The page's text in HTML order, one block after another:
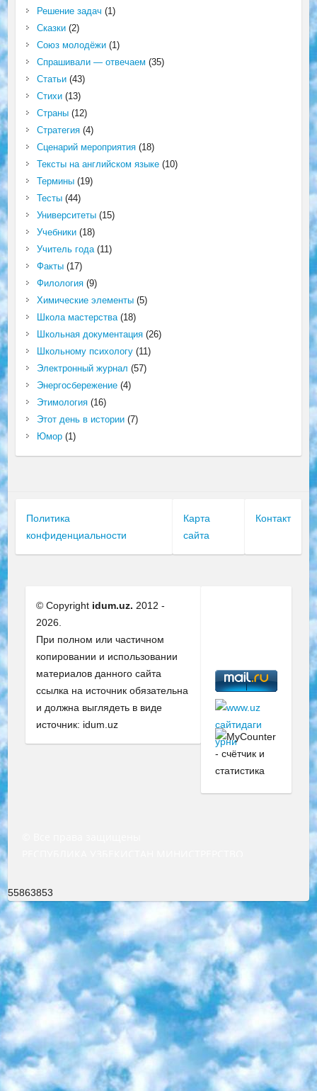
Решение задач (1)
Сказки(2)
Союз молодёжи(1)
Спрашивали — отвечаем (35)
Статьи(43)
Стихи(13)
Страны(12)
Стратегия(4)
Сценарий мероприятия(18)
Тексты на английском языке(10)
Термины(19)
Тесты(44)
Университеты(15)
Учебники(18)
Учитель года(11)
Факты(17)
Филология(9)
Химические элементы(5)
Школа мастерства(18)
Школьная документация(26)
Школьному психологу(11)
Электронный журнал (57)
Энергосбережение(4)
Этимология(16)
Этот день в истории(7)
Юмор(1)
Политика
конфиденциальности
Карта
сайта
Контакт
© Copyright idum.uz. 2012 -
2026.
При полном или частичном
копировании и использовании
материалов данного сайта
ссылка на источник обязательна
и должна выглядеть в виде
источник: idum.uz
55863853